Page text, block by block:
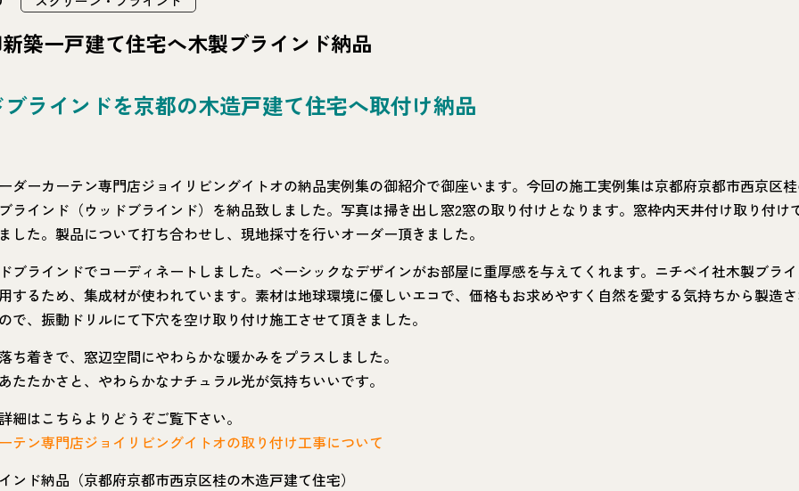
築一戸建て住宅へ木製ブラインド納品
ラインドを京都の木造戸建て住宅へ取付け納品
ダーカーテン専門店ジョイリビングイトオの納品実例集の御紹介で御座います。今回の施工実例集は京都府京都市西京区
ラインド（ウッドブラインド）を納品致しました。写真は掃き出し窓2窓の取り付けとなります。窓枠内天井付け取り付
した。製品について打ち合わせし、現地採寸を行いオーダー頂きました。
ブラインドでコーディネートしました。ベーシックなデザインがお部屋に重厚感を与えてくれます。ニチベイ社木製ブラ
するため、集成材が使われています。素材は地球環境に優しいエコで、価格もお求めやすく自然を愛する気持ちから製造
で、振動ドリルにて下穴を空け取り付け施工させて頂きました。
ち着きで、窓辺空間にやわらかな暖かみをプラスしました。
たたかさと、やわらかなナチュラル光が気持ちいいです。
細はこちらよりどうぞご覧下さい。
テン専門店ジョイリビングイトオの取り付け工事について
ンド納品（京都府京都市西京区桂の木造戸建て住宅）